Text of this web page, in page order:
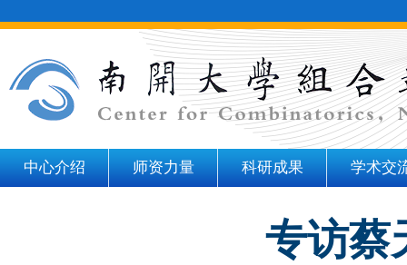
中心介绍 师资力量 科研成果 学术交
专访蔡